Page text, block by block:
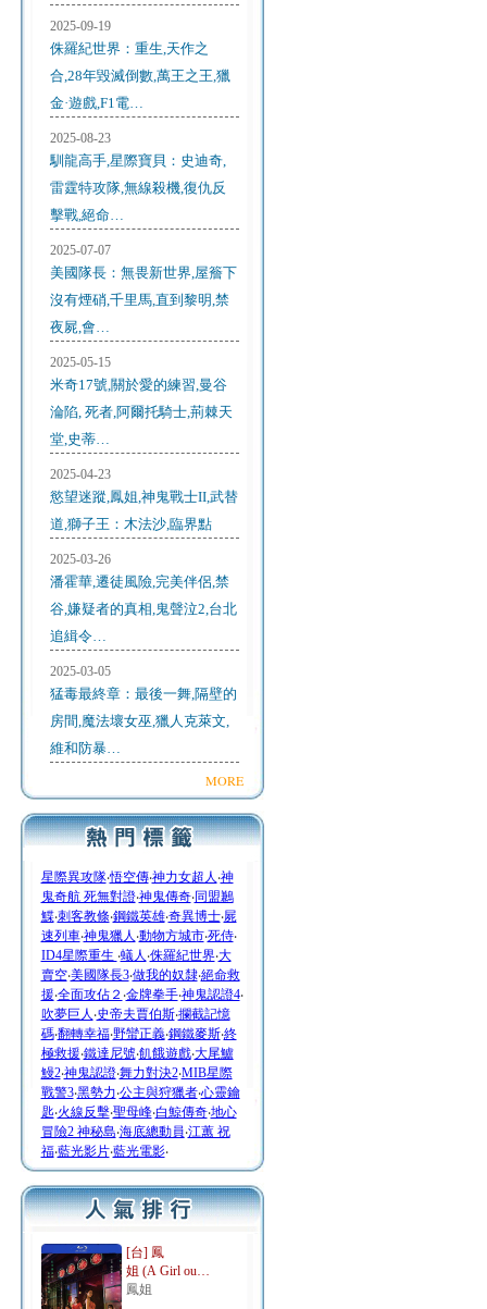
2025-09-19
侏羅紀世界：重生,天作之
合,28年毀滅倒數,萬王之王,獵
金·遊戲,F1電…
2025-08-23
馴龍高手,星際寶貝：史迪奇,
雷霆特攻隊,無線殺機,復仇反
擊戰,絕命…
2025-07-07
美國隊長：無畏新世界,屋簷下
沒有煙硝,千里馬,直到黎明,禁
夜屍,會…
2025-05-15
米奇17號,關於愛的練習,曼谷
淪陷, 死者,阿爾托騎士,荊棘天
堂,史蒂…
2025-04-23
慾望迷蹤,鳳姐,神鬼戰士II,武替
道,獅子王：木法沙,臨界點
2025-03-26
潘霍華,遷徒風險,完美伴侶,禁
谷,嫌疑者的真相,鬼聲泣2,台北
追緝令…
2025-03-05
猛毒最終章：最後一舞,隔壁的
房間,魔法壞女巫,獵人克萊文,
維和防暴…
MORE
星際異攻隊‧悟空傳‧神力女超人 ‧神
鬼奇航 死無對證‧神鬼傳奇‧同盟鶼
鰈‧刺客教條‧鋼鐵英雄‧奇異博士‧屍
速列車‧神鬼獵人 ‧動物方城市‧死侍‧
ID4星際重生 ‧蟻人 ‧侏羅紀世界‧大
賣空‧美國隊長3‧做我的奴隸‧絕命救
援‧全面攻佔２ ‧金牌拳手‧神鬼認證4‧
吹夢巨人 ‧史帝夫賈伯斯‧攔截記憶
碼‧翻轉幸福‧野蠻正義‧鋼鐵麥斯‧終
極救援‧鐵達尼號‧飢餓遊戲‧大尾鱸
鰻2‧神鬼認證‧舞力對決2‧MIB星際
戰警3‧黑勢力‧公主與狩獵者‧心靈鑰
匙‧火線反擊‧聖母峰‧白鯨傳奇‧地心
冒險2 神秘島‧海底總動員‧江蕙 祝
福‧藍光影片‧藍光電影‧
[台] 鳳
姐 (A Girl ou…
鳳姐